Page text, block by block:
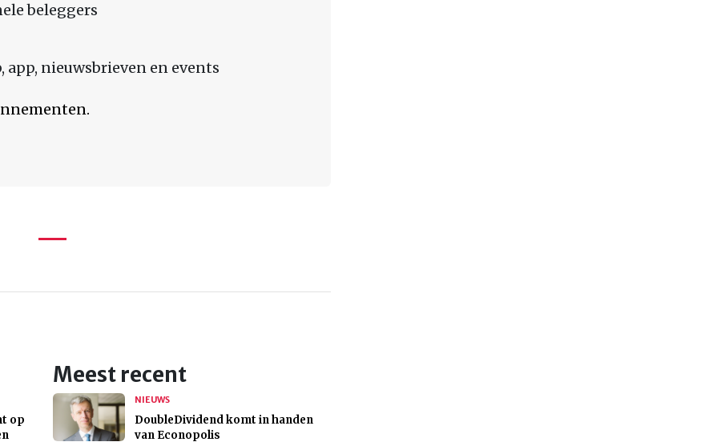
beleggers
app, nieuwsbrieven en events
op
Meest recent
NIEUWS
DoubleDividend komt in handen
van Econopolis